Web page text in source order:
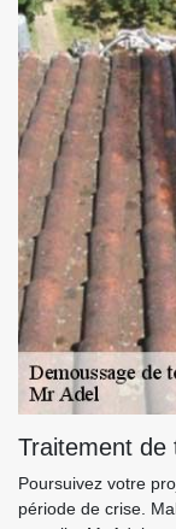
Traitement de
Poursuivez votre
période de crise.